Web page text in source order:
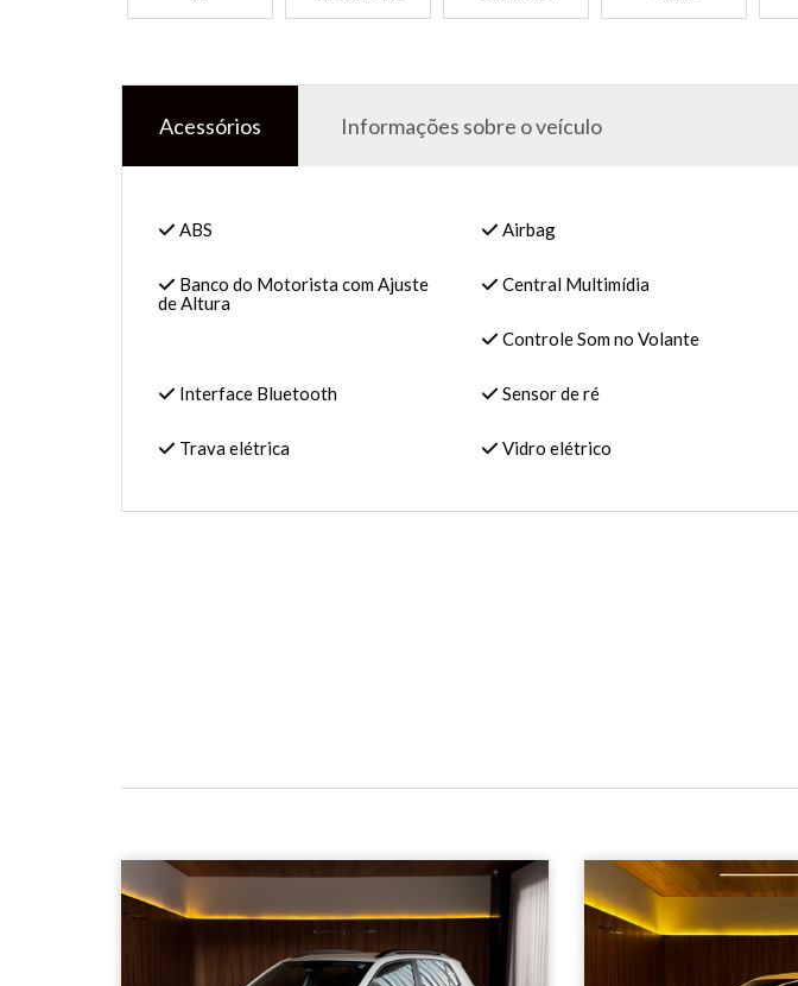
Acessórios Informações sobre o veículo
ABS Airbag
Banco do Motorista com Ajuste
de Altura
Central Multimídia
Controle Som no Volante
Interface Bluetooth Sensor de ré
Trava elétrica Vidro elétrico